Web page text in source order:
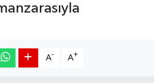
A- A+